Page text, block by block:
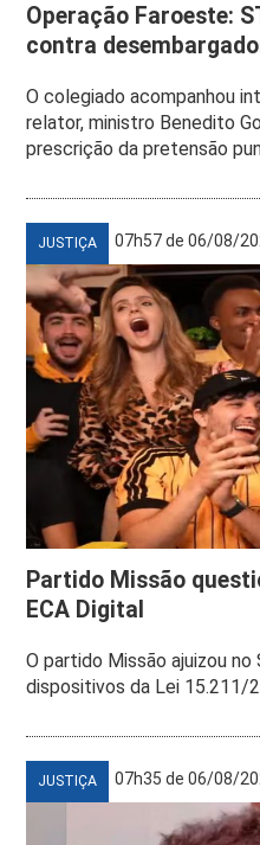
Operação Faroeste:
contra
O colegiado acompanhou
relator, ministro Benedito
prescrição da pretensão
JUSTIÇA 07h57 de 06/08/
Partido Missão
ECA Digital
O partido Missão ajuizou
dispositivos da Lei 15.211/
JUSTIÇA 07h35 de 06/08/